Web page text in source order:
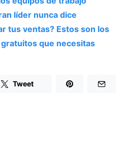
líder nunca dice
tus ventas? Estos son los
que necesitas
Tweet